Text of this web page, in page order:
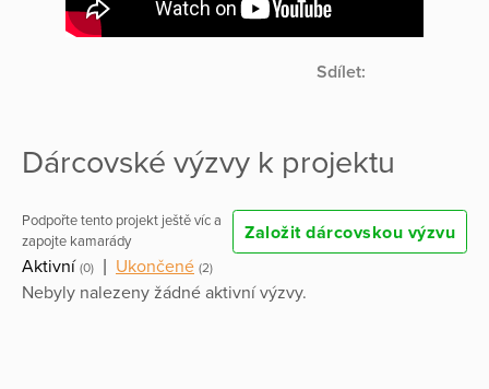
Sdílet:
Dárcovské výzvy k projektu
Podpořte tento projekt ještě víc a
zapojte kamarády
Založit dárcovskou výzvu
Aktivní (0) | Ukončené (2)
Nebyly nalezeny žádné aktivní výzvy.